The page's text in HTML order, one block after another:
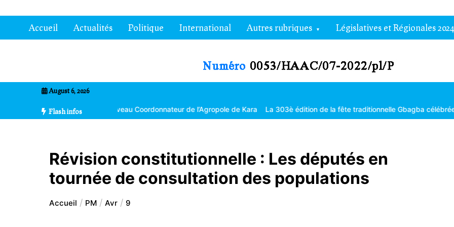
au
contenuAccueil Actualités Politique International Autres rubriques Législatives et Régionales 2024
August 6, 2026
Flash infos
Bikpéta nommé nouveau Coordonnateur de l’Agropole de Kara La 303è édition de la fête traditionnelle Gbagba célébrée dans la
Révision constitutionnelle : Les députés en
tournée de consultation des populations
Accueil PM Avr 9